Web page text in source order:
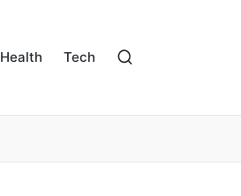
Health Tech